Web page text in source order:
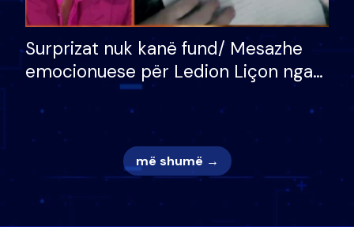
Surprizat nuk kanë fund/ Mesazhe
emocionuese për Ledion Liçon nga
nëna dhe fëmijët e tij, moderatori
nuk i mban dot lotët: Nuk meritoj…
më shumë →